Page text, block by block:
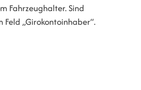
Fahrzeughalter. Sind
„Girokontoinhaber“.